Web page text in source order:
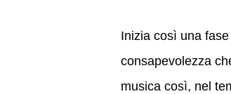
Inizia così una
consapevolezza
musica così, nel